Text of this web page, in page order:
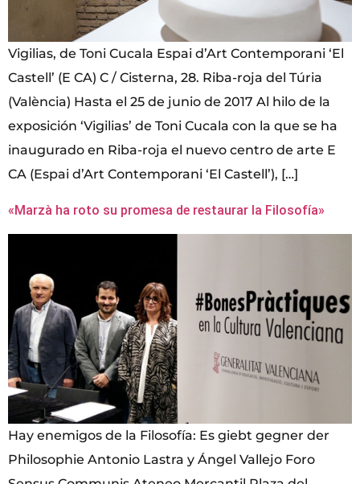
Vigilias, de Toni Cucala Espai d’Art Contemporani ‘El
Castell’ (E CA) C / Cisterna, 28. Riba-roja del Túria
(València) Hasta el 25 de junio de 2017 Al hilo de la
exposición ‘Vigilias’ de Toni Cucala con la que se ha
inaugurado en Riba-roja el nuevo centro de arte E
CA (Espai d’Art Contemporani ‘El Castell’), […]
«Marzà ha roto su promesa de restaurar la Filosofía»
Hay enemigos de la Filosofía: Es giebt gegner der
Philosophie Antonio Lastra y Ángel Vallejo Foro